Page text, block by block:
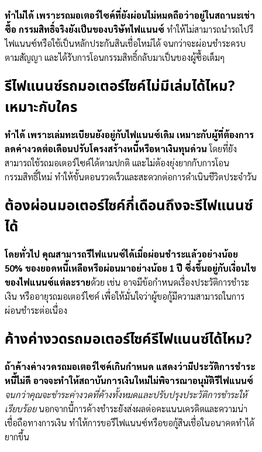
ทำไม่ได้ เพราะรถมอเตอร์ไซค์ที่ยังผ่อนไม่หมดถือว่าอยู่ในสถานะเช่า
ซื้อ กรรมสิทธิ์จริงยังเป็นของบริษัทไฟแนนซ์ ทำให้ไม่สามารถนำรถไปรี
ไฟแนนซ์หรือใช้เป็นหลักประกันสินเชื่อใหม่ได้ จนกว่าจะผ่อนชำระครบ
ตามสัญญา และได้รับการโอนกรรมสิทธิ์กลับมาเป็นของผู้ซื้อเต็มๆ
รีไฟแนนซ์รถมอเตอร์ไซค์ไม่มีเล่มได้ไหม?
เหมาะกับใคร
ทำได้ เพราะเล่มทะเบียนยังอยู่กับไฟแนนซ์เดิม เหมาะกับผู้ที่ต้องการ
ลดค่างวดต่อเดือนปรับโครงสร้างหนี้หรือหาเงินทุนด่วนโดยที่ยัง
สามารถใช้รถมอเตอร์ไซค์ได้ตามปกติ และไม่ต้องยุ่งยากกับการโอน
กรรมสิทธิ์ใหม่ ทำให้ขั้นตอนรวดเร็วและสะดวกต่อการดำเนินชีวิตประจำวัน
ต้องผ่อนมอเตอร์ไซค์กี่เดือนถึงจะรีไฟแนนซ์
ได้
โดยทั่วไป คุณสามารถรีไฟแนนซ์ได้เมื่อผ่อนชำระแล้วอย่างน้อย
50% ของยอดหนี้เหลือหรือผ่อนมาอย่างน้อย 1 ปี ซึ่งขึ้นอยู่กับเงื่อนไข
ของไฟแนนซ์แต่ละรายด้วย เช่น อาจมีข้อกำหนดเรื่องประวัติการชำระ
เงิน หรืออายุรถมอเตอร์ไซค์ เพื่อให้มั่นใจว่าผู้ขอกู้มีความสามารถในการ
ผ่อนชำระต่อเนื่อง
ค้างค่างวดรถมอเตอร์ไซค์รีไฟแนนซ์ได้ไหม?
ถ้าค้างค่างวดรถมอเตอร์ไซค์เกินกำหนด แสดงว่ามีประวัติการชำระ
หนี้ไม่ดี อาจจะทำให้สถาบันการเงินใหม่ไม่พิจารณาอนุมัติรีไฟแนนซ์
จนกว่าคุณจะชำระค่างวดที่ค้างทั้งหมดและปรับปรุงประวัติการชำระให้
เรียบร้อยนอกจากนี้การค้างชำระยังส่งผลต่อคะแนนเครดิตและความน่า
เชื่อถือทางการเงิน ทำให้การขอรีไฟแนนซ์หรือขอกู้สินเชื่อในอนาคตทำได้
ยากขึ้น